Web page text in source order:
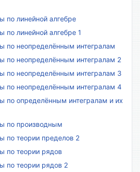
по линейной алгебре
по линейной алгебре 1
по неопределённым интегралам
по неопределённым интегралам 2
по неопределённым интегралам 3
по неопределённым интегралам 4
по определённым интегралам и их
по производным
по теории пределов 2
по теории рядов
по теории рядов 2